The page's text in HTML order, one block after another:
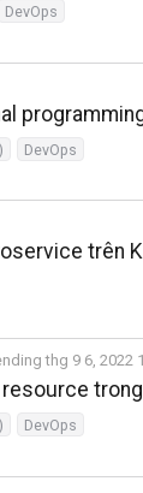
DevOps
DevOps
trên
thg 9 6, 2022
DevOps